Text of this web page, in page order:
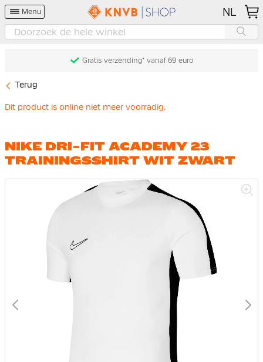
Menu NL
Gratis verzending* vanaf 69 euro
Terug
Dit product is online niet meer voorradig.
NIKE DRI-FIT ACADEMY 23
TRAININGSSHIRT WIT ZWART